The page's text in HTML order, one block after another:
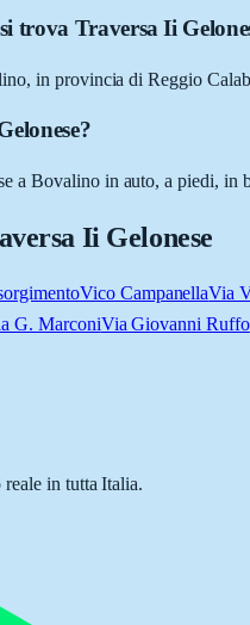
trova Traversa Ii
in provincia di Reggio
a Bovalino in auto, a piedi,
Ii Gelonese
Vico CampanellaVia
G. MarconiVia Giovanni Ruffo
in tutta Italia.